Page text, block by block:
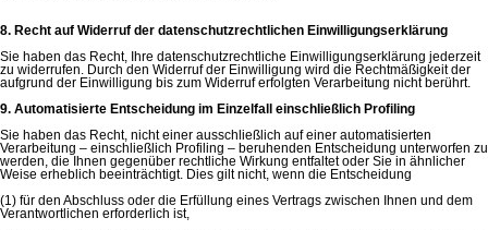
8. Recht auf Widerruf der datenschutzrechtlichen Einwilligungserklärung
Sie haben das Recht, Ihre datenschutzrechtliche Einwilligungserklärung jederzeit
zu widerrufen. Durch den Widerruf der Einwilligung wird die Rechtmäßigkeit der
aufgrund der Einwilligung bis zum Widerruf erfolgten Verarbeitung nicht berührt.
9. Automatisierte Entscheidung im Einzelfall einschließlich Profiling
Sie haben das Recht, nicht einer ausschließlich auf einer automatisierten
Verarbeitung – einschließlich Profiling – beruhenden Entscheidung unterworfen zu
werden, die Ihnen gegenüber rechtliche Wirkung entfaltet oder Sie in ähnlicher
Weise erheblich beeinträchtigt. Dies gilt nicht, wenn die Entscheidung
(1) für den Abschluss oder die Erfüllung eines Vertrags zwischen Ihnen und dem
Verantwortlichen erforderlich ist,